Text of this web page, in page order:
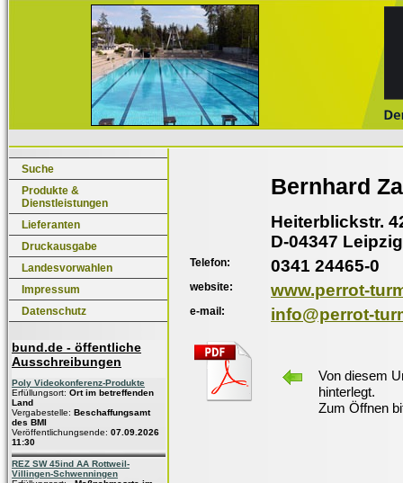
Suche
Produkte &
Dienstleistungen
Lieferanten
Druckausgabe
Landesvorwahlen
Impressum
Datenschutz
bund.de - öffentliche
Ausschreibungen
Poly Videokonferenz-Produkte
Erfüllungsort: Ort im betreffenden
Land
Vergabestelle: Beschaffungsamt
des BMI
Veröffentlichungsende: 07.09.2026
11:30
REZ SW 45ind AA Rottweil-
Villingen-Schwenningen
Bernhard
Heiterblickstr.
D-04347 Leipzig
Telefon: 0341 24465-0
website: www.perrot-
e-mail: info@perrot-
Von diesem
hinterlegt.
Zum Öffnen